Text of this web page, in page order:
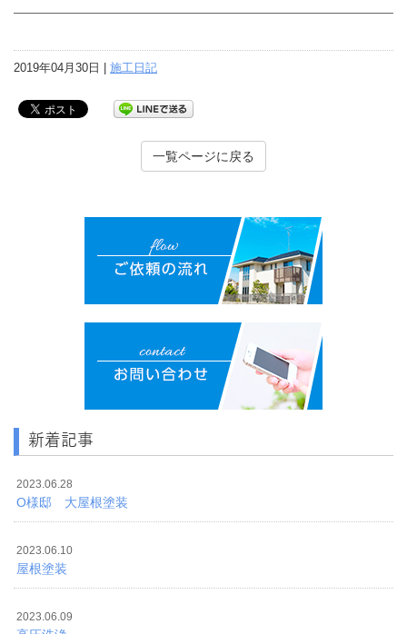
2019年04月30日 | 施工日記
一覧ページに戻る
新着記事
2023.06.28
O様邸 大屋根塗装
2023.06.10
屋根塗装
2023.06.09